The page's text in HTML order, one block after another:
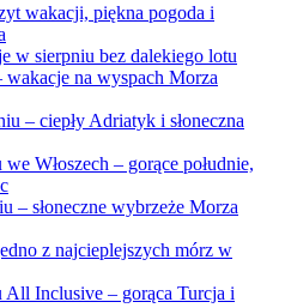
wakacji, piękna pogoda i
w sierpniu bez dalekiego lotu
na wyspach Morza
– ciepły Adriatyk i słoneczna
Włoszech – gorące południe,
– słoneczne wybrzeże Morza
z najcieplejszych mórz w
All Inclusive – gorąca Turcja i